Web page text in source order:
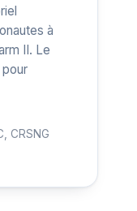
à
II. Le
CRSNG